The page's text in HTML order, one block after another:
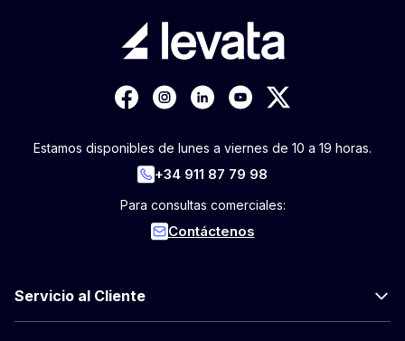
Estamos disponibles de lunes a viernes de 10 a 19 horas.
+34 911 87 79 98
Para consultas comerciales:
Contáctenos
Servicio al Cliente